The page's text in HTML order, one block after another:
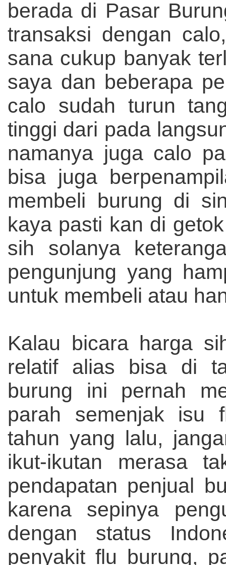
berada di Pasar
transaksi dengan
sana cukup banyak
saya dan beberapa
calo sudah turun
tinggi dari pada
namanya juga calo
bisa juga
membeli burung di
kaya pasti kan di
sih solanya
pengunjung yang
untuk membeli atau
Kalau bicara harga
relatif alias bisa di
burung ini pernah
parah semenjak isu
tahun yang lalu,
ikut-ikutan merasa
pendapatan penjual
karena sepinya
dengan status
penyakit flu burung,